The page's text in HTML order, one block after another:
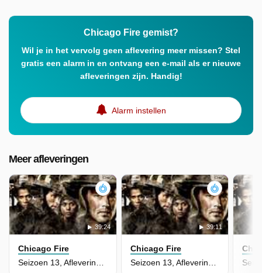
Chicago Fire gemist?
Wil je in het vervolg geen aflevering meer missen? Stel
gratis een alarm in en ontvang een e-mail als er nieuwe
afleveringen zijn. Handig!
Alarm instellen
Meer afleveringen
39:24
Chicago Fire
Seizoen 13, Aflevering 19 - Permanent Damage
39:11
Chicago Fire
Seizoen 13, Aflevering 18 - Post-Mortem